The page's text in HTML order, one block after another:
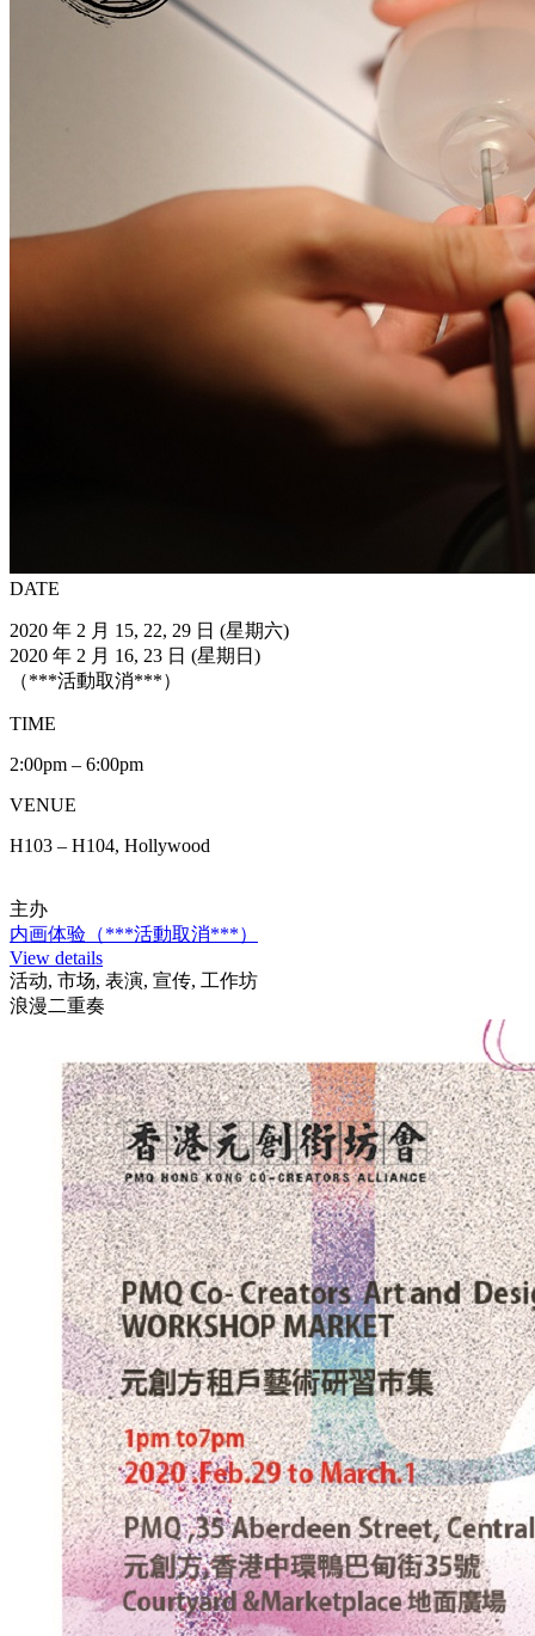
DATE
2020 年 2 月 15, 22, 29 日 (星期六)
2020 年 2 月 16, 23 日 (星期日)
（***活動取消***）
TIME
2:00pm – 6:00pm
VENUE
H103 – H104, Hollywood
主办
内画体验（***活動取消***）
View details
活动, 市场, 表演, 宣传, 工作坊
浪漫二重奏